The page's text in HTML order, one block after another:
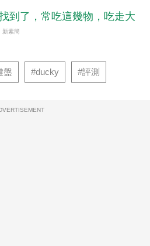
到了，常吃這幾物，吃走大
新素簡
盤 #ducky #評測